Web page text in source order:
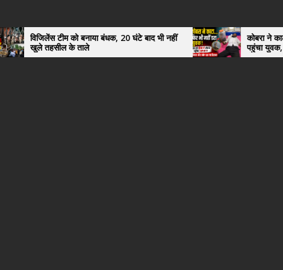
बंधक, 20 घंटे बाद भी नहीं
कोबरा ने काटा तो उसी को डिब्बे में बंद
पहुंचा युवक, अस्पताल में देखकर डॉक्टर
हैरान